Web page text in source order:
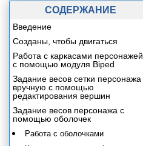
СОДЕРЖАНИЕ
Введение
Созданы, чтобы двигаться
Работа с каркасами персонажей
с помощью модуля Biped
Задание весов сетки персонажа
вручную с помощью
редактирования вершин
Задание весов персонажа с
помощью оболочек
Работа с оболочками